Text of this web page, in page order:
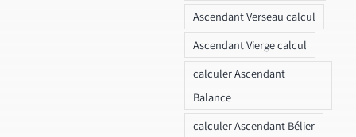
Ascendant Verseau calcul
Ascendant Vierge calcul
calculer Ascendant
Balance
calculer Ascendant Bélier